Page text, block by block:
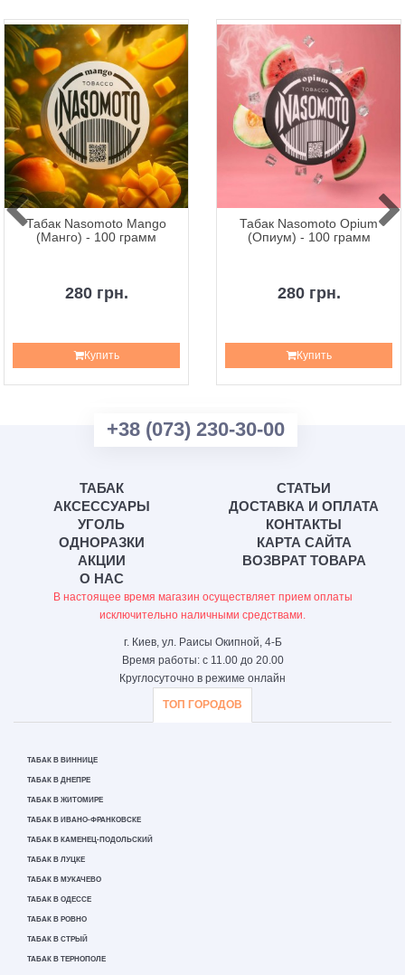
Табак Nasomoto Mango
(Манго) - 100 грамм
280 грн.
Купить
Табак Nasomoto Opium
(Опиум) - 100 грамм
280 грн.
Купить
+38 (073) 230-30-00
ТАБАК
АКСЕССУАРЫ
УГОЛЬ
ОДНОРАЗКИ
АКЦИИ
О НАС
СТАТЬИ
ДОСТАВКА И ОПЛАТА
КОНТАКТЫ
КАРТА САЙТА
ВОЗВРАТ ТОВАРА
В настоящее время магазин осуществляет прием оплаты
исключительно наличными средствами.
г. Киев, ул. Раисы Окипной, 4-Б
Время работы: с 11.00 до 20.00
Круглосуточно в режиме онлайн
ТОП ГОРОДОВ
ТАБАК В ВИННИЦЕ
ТАБАК В ДНЕПРЕ
ТАБАК В ЖИТОМИРЕ
ТАБАК В ИВАНО-ФРАНКОВСКЕ
ТАБАК В КАМЕНЕЦ-ПОДОЛЬСКИЙ
ТАБАК В ЛУЦКЕ
ТАБАК В МУКАЧЕВО
ТАБАК В ОДЕССЕ
ТАБАК В РОВНО
ТАБАК В СТРЫЙ
ТАБАК В ТЕРНОПОЛЕ